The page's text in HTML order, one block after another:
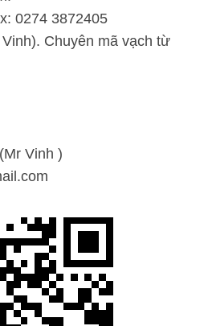
0274 3872405
Chuyên mã vạch từ
Vinh )